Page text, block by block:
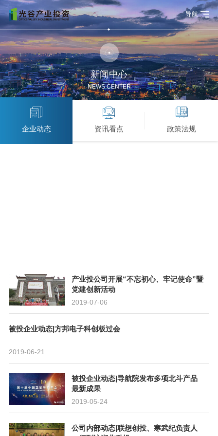
导航
新闻中心
NEWS CENTER
企业动态 资讯看点 政策法规
产业投公司开展“不忘初心、牢记使命”暨
党建创新活动
2019-07-06
被投企业动态|方邦电子科创板过会
2019-06-21
被投企业动态|导航院发布多项北斗产品
最新成果
2019-05-24
公司内部动态|联想创投、寒武纪负责人